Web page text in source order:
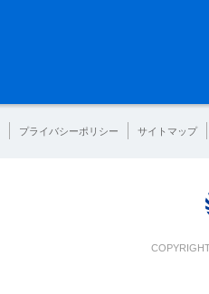
プライバシーポリシー サイトマップ